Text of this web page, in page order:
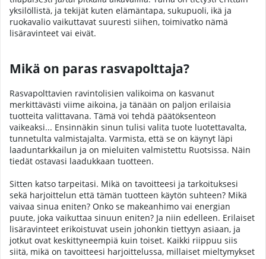
yksilöllistä, ja tekijät kuten elämäntapa, sukupuoli, ikä ja
ruokavalio vaikuttavat suuresti siihen, toimivatko nämä
lisäravinteet vai eivät.
Mikä on paras rasvapolttaja?
Rasvapolttavien ravintolisien valikoima on kasvanut
merkittävästi viime aikoina, ja tänään on paljon erilaisia
tuotteita valittavana. Tämä voi tehdä päätöksenteon
vaikeaksi... Ensinnäkin sinun tulisi valita tuote luotettavalta,
tunnetulta valmistajalta. Varmista, että se on käynyt läpi
laaduntarkkailun ja on mieluiten valmistettu Ruotsissa. Näin
tiedät ostavasi laadukkaan tuotteen.
Sitten katso tarpeitasi. Mikä on tavoitteesi ja tarkoituksesi
sekä harjoittelun että tämän tuotteen käytön suhteen? Mikä
vaivaa sinua eniten? Onko se makeanhimo vai energian
puute, joka vaikuttaa sinuun eniten? Ja niin edelleen. Erilaiset
lisäravinteet erikoistuvat usein johonkin tiettyyn asiaan, ja
jotkut ovat keskittyneempiä kuin toiset. Kaikki riippuu siis
siitä, mikä on tavoitteesi harjoittelussa, millaiset mieltymykset